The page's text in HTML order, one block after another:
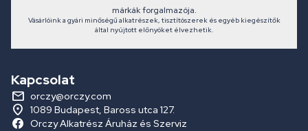
márkák forgalmazója.
Vásárlóink a gyári minőségű alkatrészek, tisztítószerek és egyéb kiegészítők
által nyújtott előnyöket élvezhetik.
Kapcsolat
orczy@orczy.com
1089 Budapest, Baross utca 127.
Orczy Alkatrész Áruház és Szerviz